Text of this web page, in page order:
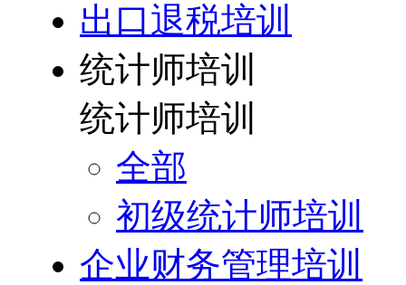
出口退税培训
统计师培训
统计师培训
全部
初级统计师培训
企业财务管理培训